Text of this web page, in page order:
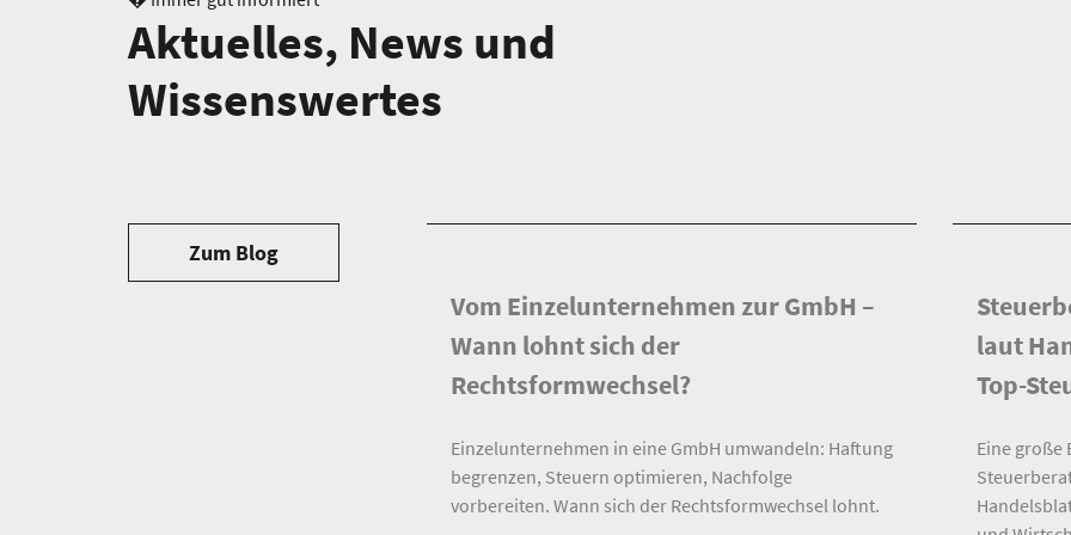
Aktuelles, News und
Wissenswertes
Zum Blog
Vom Einzelunternehmen zur GmbH –
Wann lohnt sich der
Rechtsformwechsel?
Einzelunternehmen in eine GmbH umwandeln: Haftung
begrenzen, Steuern optimieren, Nachfolge
vorbereiten. Wann sich der Rechtsformwechsel lohnt.
laut
Top-
Eine große